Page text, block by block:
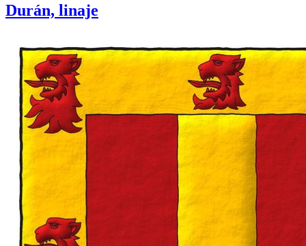
Durán, linaje